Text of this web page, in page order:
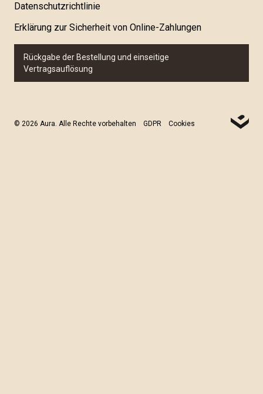
Datenschutzrichtlinie
Erklärung zur Sicherheit von Online-Zahlungen
Rückgabe der Bestellung und einseitige
Vertragsauflösung
© 2026 Aura. Alle Rechte vorbehalten GDPR Cookies